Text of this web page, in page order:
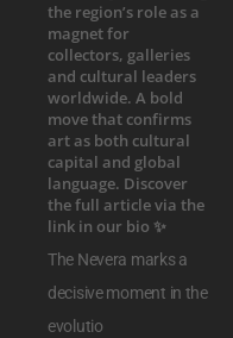
The Nevera marks a
decisive moment in the
evolutio